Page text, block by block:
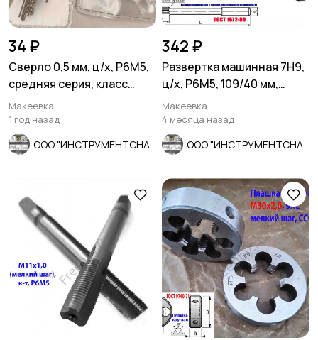
34 ₽
Сверло 0,5 мм, ц/х, Р6М5,
средняя серия, класс
точности А1, 22/6 мм.
Макеевка
1 год назад
342 ₽
Развертка машинная 7Н9,
ц/х, Р6М5, 109/40 мм,
2363-0068, СССР
Макеевка
4 месяца назад